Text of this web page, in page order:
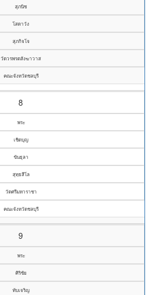
สุภนิช
โสดาวัง
สุภกิจโจ
วัดวรพรตสังฆาวาส
คณะจังหวัดชลบุรี
8
พระ
เชิดบุญ
ขันธุลา
สุทฺธสีโล
วัดศรีมหาราชา
คณะจังหวัดชลบุรี
9
พระ
ศิริชัย
ทับเจริญ